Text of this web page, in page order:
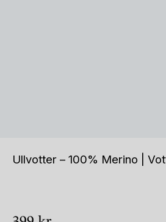
Ullvotter – 100% Merino |